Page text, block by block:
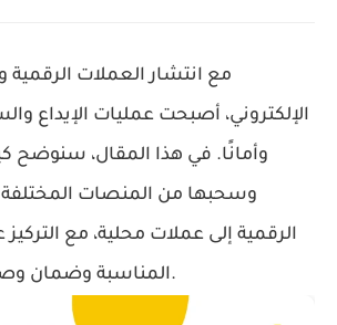
مع انتشار العملات
الإلكتروني، أصبحت عمليات الإيداع
وأمانًا. في هذا المقال، سنوضح
وسحبها من المنصات
الرقمية إلى عملات محلية، مع التركيز
المناسبة وضمان وصول الأموال بأمان.